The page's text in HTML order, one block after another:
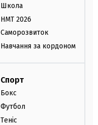
Школа
НМТ 2026
Саморозвиток
Навчання за кордоном
Спорт
Бокс
Футбол
Теніс